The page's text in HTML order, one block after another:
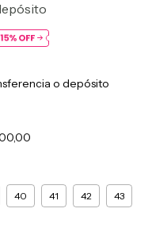
o depósito
40 41 42 43